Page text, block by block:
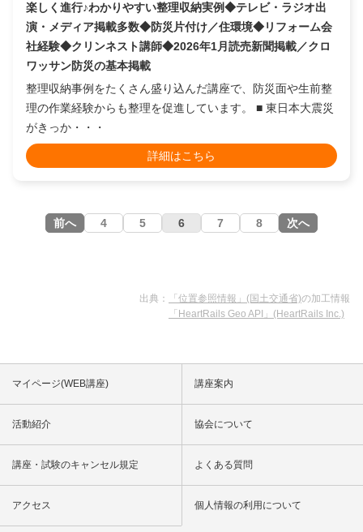
楽しく進行♪わかりやすい整理収納実例◆テレビ・ラジオ出
演・メディア掲載多数◆防災片付け／住環境◆リフォーム会
社経験◆クリンネスト講師◆2026年1月読売新聞掲載／クロ
ワッサン防災の基本掲載
整理収納事例をたくさん盛り込んだ講座で、防災面や生前整
理の作業経験からも整理を促進しています。 ■ 東日本大震災
がきっか・・・
詳細はこちら
前へ 4 5 6 7 8 次へ
出典： 「位置参照情報」(国土交通省)の加工情報
「HeartRails Geo API」(HeartRails Inc.)
マイページ(WEB講座) 講座案内
活動紹介 協会について
講座・試験のキャンセル規定 よくある質問
アクセス 個人情報の利用について